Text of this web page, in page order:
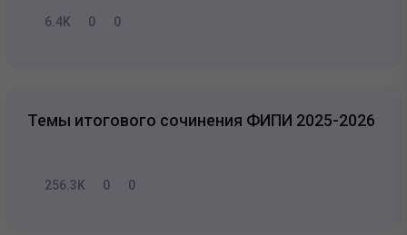
6.4K 0 0
Темы итогового сочинения ФИПИ 2025-2026
256.3K 0 0